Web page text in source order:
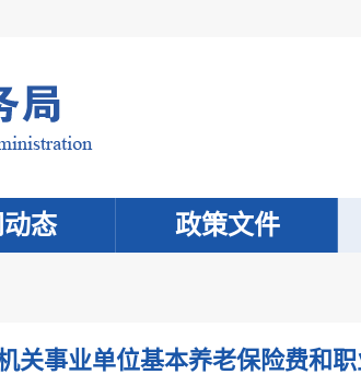
态 政策文件
关事业单位基本养老保险费和